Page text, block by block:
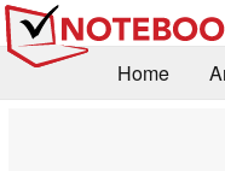
Home